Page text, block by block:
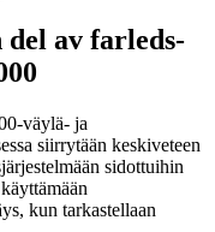
av farleds-
väylä- ja
siirrytään keskiveteen
sidottuihin
kun tarkastellaan